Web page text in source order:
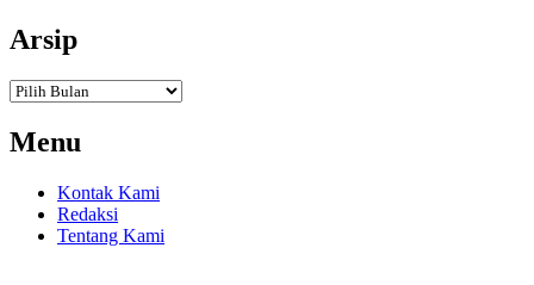
Arsip
Arsip
Menu
Kontak Kami
Redaksi
Tentang Kami